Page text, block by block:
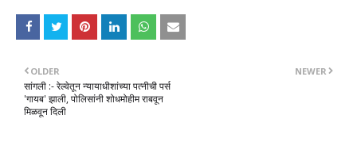
NEWER
OLDER
सांगली :- रेल्वेतून न्यायाधीशांच्या पत्नीची पर्स
'गायब' झाली, पोलिसांनी शोधमोहीम राबवून
मिळवून दिली